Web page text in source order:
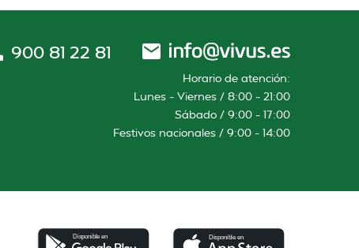
900 81 22 81
Horario de atención:
Lunes – Viernes / 8:00 – 21:00
Sábado / 9:00 – 17:00
Festivos nacionales / 9:00 – 14:00